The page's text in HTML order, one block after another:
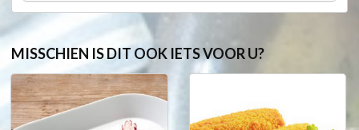
MISSCHIEN IS DIT OOK IETS VOOR U?